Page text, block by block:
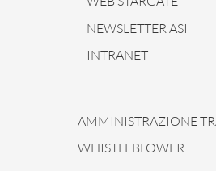
NEWSLETTER ASI
INTRANET
AMMINISTRAZIONE
WHISTLEBLOWER